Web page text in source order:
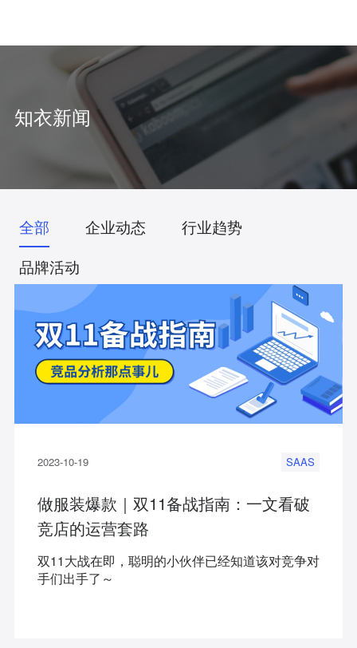
知衣新闻
全部 企业动态
行业趋势
品牌活动
2023-10-19 SAAS
做服装爆款｜双11备战指南：一文看破
竞店的运营套路
双11大战在即，聪明的小伙伴已经知道该对竞争对
手们出手了～